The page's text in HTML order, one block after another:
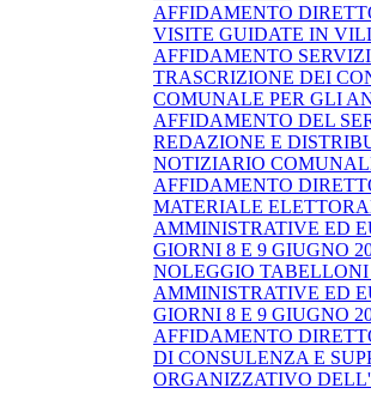
AFFIDAMENTO
VISITE GUIDATE IN
AFFIDAMENTO
TRASCRIZIONE DEI
COMUNALE PER GLI
AFFIDAMENTO DEL
REDAZIONE E
NOTIZIARIO
AFFIDAMENTO
MATERIALE
AMMINISTRATIVE ED
GIORNI 8 E 9 GIUGNO
NOLEGGIO
AMMINISTRATIVE ED
GIORNI 8 E 9 GIUGNO
AFFIDAMENTO
DI CONSULENZA E
ORGANIZZATIVO